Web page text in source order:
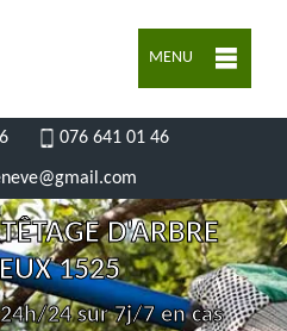
MENU
076 641 01 46
D'ARBRE
1525
24 sur 7j/7 en cas